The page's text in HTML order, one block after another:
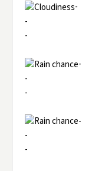
-
-
-
-
-
-
-
-
-